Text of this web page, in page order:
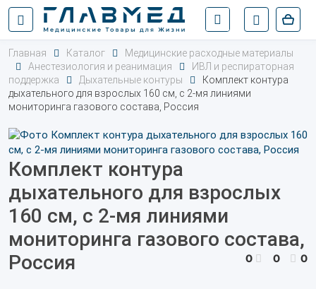
Главная Каталог
Медицинские расходные материалы
Анестезиология и реанимация
ИВЛ и респираторная
поддержка
Дыхательные контуры
Комплект контура
дыхательного для взрослых 160 см, с 2-мя линиями
мониторинга газового состава, Россия
Комплект контура
дыхательного для взрослых
160 см, с 2-мя линиями
мониторинга газового состава,
Россия
0 0 0